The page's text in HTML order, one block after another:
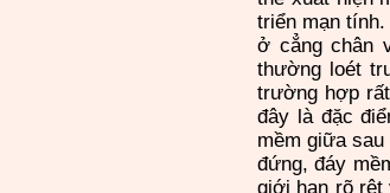
triển mạn
ở cẳng chân
thường loét
trường hợp
đây là đặc
mềm giữa
đứng, đáy
giới hạn rõ rệt